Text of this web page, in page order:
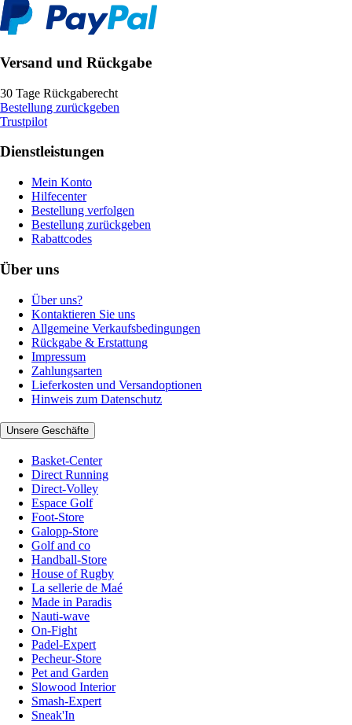
Versand und Rückgabe
30 Tage Rückgaberecht
Bestellung zurückgeben
Trustpilot
Dienstleistungen
Mein Konto
Hilfecenter
Bestellung verfolgen
Bestellung zurückgeben
Rabattcodes
Über uns
Über uns?
Kontaktieren Sie uns
Allgemeine Verkaufsbedingungen
Rückgabe & Erstattung
Impressum
Zahlungsarten
Lieferkosten und Versandoptionen
Hinweis zum Datenschutz
Unsere Geschäfte
Basket-Center
Direct Running
Direct-Volley
Espace Golf
Foot-Store
Galopp-Store
Golf and co
Handball-Store
House of Rugby
La sellerie de Maé
Made in Paradis
Nauti-wave
On-Fight
Padel-Expert
Pecheur-Store
Pet and Garden
Slowood Interior
Smash-Expert
Sneak'In